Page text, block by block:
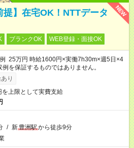
NEW
】在宅OK！NTTデータ
ブランクOK WEB登録・面接OK
25万円 時給1600円×実働7h30m×週5日×4
を保証するものではありません。
り
を上限として実費支給
/ 新豊洲駅から徒歩9分